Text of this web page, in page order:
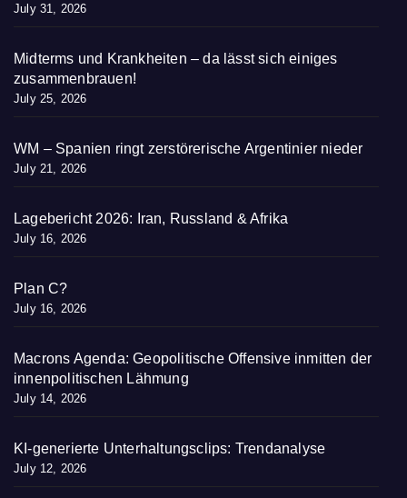
July 31, 2026
Midterms und Krankheiten – da lässt sich einiges
zusammenbrauen!
July 25, 2026
WM – Spanien ringt zerstörerische Argentinier nieder
July 21, 2026
Lagebericht 2026: Iran, Russland & Afrika
July 16, 2026
Plan C?
July 16, 2026
Macrons Agenda: Geopolitische Offensive inmitten der
innenpolitischen Lähmung
July 14, 2026
KI-generierte Unterhaltungsclips: Trendanalyse
July 12, 2026